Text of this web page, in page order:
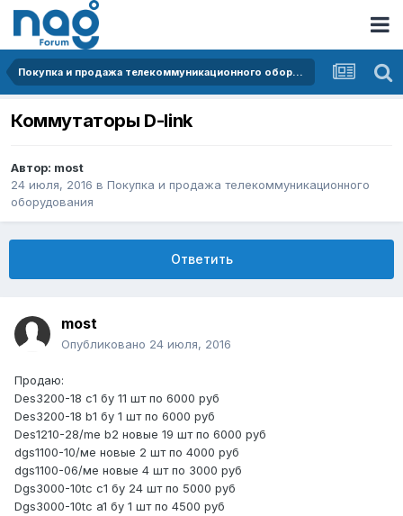
Покупка и продажа телекоммуникационного оборудования
Коммутаторы D-link
Автор: most
24 июля, 2016 в Покупка и продажа телекоммуникационного
оборудования
Ответить
most
Опубликовано 24 июля, 2016
Продаю:
Des3200-18 c1 бу 11 шт по 6000 руб
Des3200-18 b1 бу 1 шт по 6000 руб
Des1210-28/me b2 новые 19 шт по 6000 руб
dgs1100-10/ме новые 2 шт по 4000 руб
dgs1100-06/ме новые 4 шт по 3000 руб
Dgs3000-10tc c1 бу 24 шт по 5000 руб
Dgs3000-10tc a1 бу 1 шт по 4500 руб